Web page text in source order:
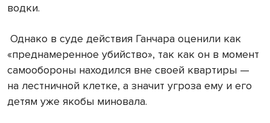
водки.
Однако в суде действия Ганчара оценили как
«преднамеренное убийство», так как он в момент
самообороны находился вне своей квартиры —
на лестничной клетке, а значит угроза ему и его
детям уже якобы миновала.